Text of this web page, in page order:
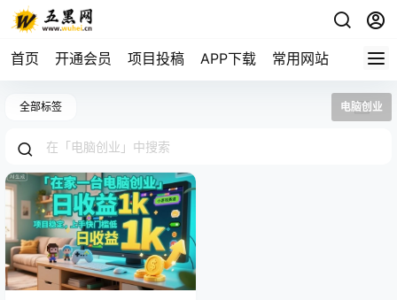
首页 开通会员 项目投稿 APP下载 常用网站
全部标签 电脑创业